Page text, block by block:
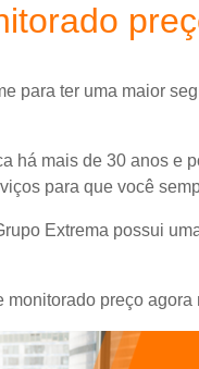
para ter uma maior
há mais de 30 anos e
para que você
Extrema possui
preço